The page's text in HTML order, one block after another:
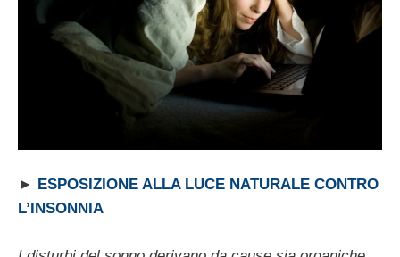
►
ESPOSIZIONE ALLA LUCE NATURALE CONTRO
L’INSONNIA